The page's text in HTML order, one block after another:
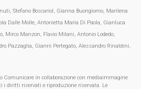
Stefano Boscariol, Gianna Buongiorno, Marilena
Dalle Molle, Antonietta Maria Di Paola, Gianluca
Mirco Manzon, Flavio Milani, Antonio Lodedo,
Pazzaglia, Gianni Pertegato, Alessandro Rinaldini,
Comunicare in collaborazione con mediaimmagine
i diritti riservati e riproduzione riservata. Le